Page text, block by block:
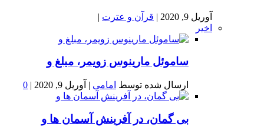
آوریل 9, 2020 | قرآن و عترت |
اخیر
ساموئل مارینوس زویمر، مبلغ و
ارسال شده توسط امامی | آوریل 9, 2020 |
0
بى گمان، در آفرينش آسمان ها و